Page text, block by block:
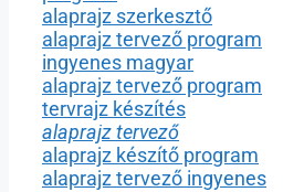
alaprajz szerkesztő
alaprajz tervező program
ingyenes magyar
alaprajz tervező program
tervrajz készítés
alaprajz tervező
alaprajz készítő program
alaprajz tervező ingyenes